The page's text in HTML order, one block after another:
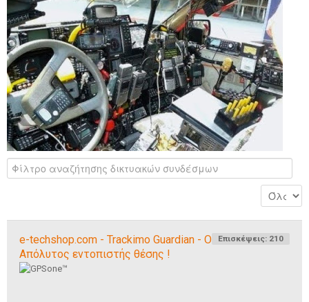
Επισκέψεις: 210
e-techshop.com - Trackimo Guardian - Ο
Απόλυτος εντοπιστής θέσης !